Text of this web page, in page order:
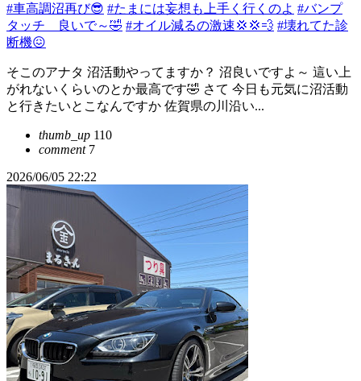
#車高調沼再び😎 #たまには妄想も上手く行くのよ #バンプ
タッチ 良いで～🤣 #オイル減るの激速💢💢💨 #壊れてた診
断機😖
そこのアナタ 沼活動やってますか？ 沼良いですよ～ 這い上
がれないくらいのとか最高です🤣 さて 今日も元気に沼活動
と行きたいとこなんですか 佐賀県の川沿い...
thumb_up 110
comment7
2026/06/05 22:22